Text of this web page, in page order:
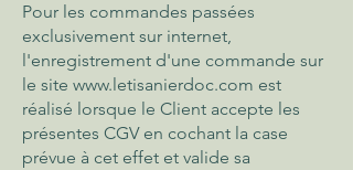
Pour les commandes passées
exclusivement sur internet,
l'enregistrement d'une commande sur
le site www.letisanierdoc.com est
réalisé lorsque le Client accepte les
présentes CGV en cochant la case
prévue à cet effet et valide sa